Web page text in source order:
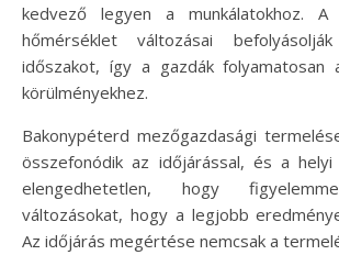
kedvező legyen a munkálatokhoz.
hőmérséklet változásai
időszakot, így a gazdák folyamatosan
körülményekhez.
Bakonypéterd mezőgazdasági
összefonódik az időjárással, és a helyi
elengedhetetlen, hogy
változásokat, hogy a legjobb
Az időjárás megértése nemcsak a